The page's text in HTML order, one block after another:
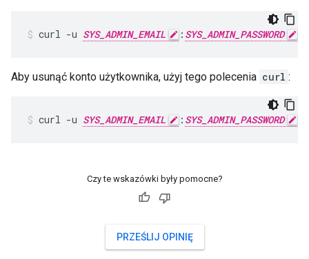
curl -u SYS_ADMIN_EMAIL : SYS_ADMIN_PASSWORD
Aby usunąć konto użytkownika, użyj tego polecenia curl :
curl -u SYS_ADMIN_EMAIL : SYS_ADMIN_PASSWORD -
Czy te wskazówki były pomocne?
PRZEŚLIJ OPINIĘ